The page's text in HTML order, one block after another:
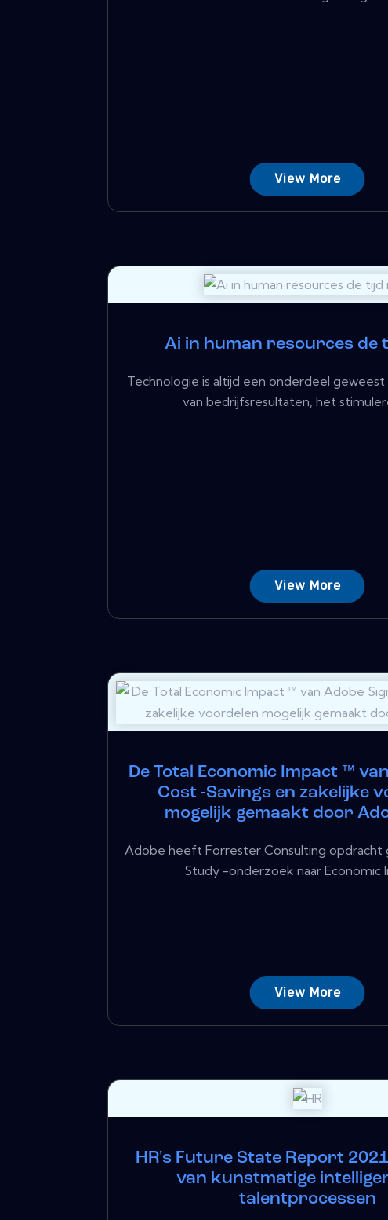
View More
Ai in human resources de
Technologie is altijd een onderdeel
van bedrijfsresultaten, het
View More
De Total Economic Impact ™
Cost -Savings en zakelijke
mogelijk gemaakt door
Adobe heeft Forrester Consulting opdracht
Study -onderzoek naar Economic
View More
HR's Future State Report
van kunstmatige
talentprocessen